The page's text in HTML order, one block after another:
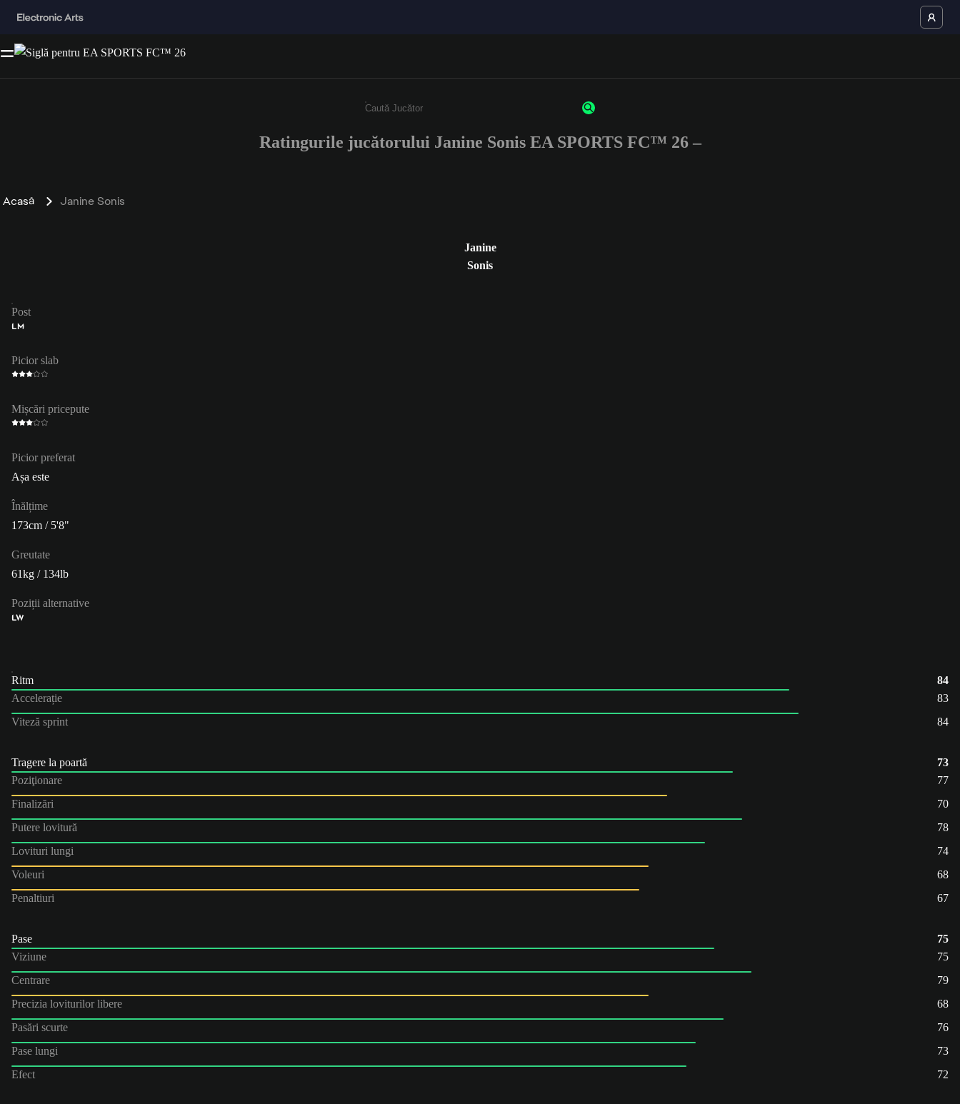
Enter a minimum of 3 characters or numbers
Ratingurile jucătorului Janine Sonis EA SPORTS FC™ 26 –
Acasă Janine Sonis
Janine
Sonis
Post
LM
Picior slab
Mișcări pricepute
Picior preferat
Așa este
Înălțime
173cm / 5'8"
Greutate
61kg / 134lb
Poziții alternative
LW
Ritm
84
Accelerație
83
Viteză sprint
84
Tragere la poartă
73
Poziţionare
77
Finalizări
70
Putere lovitură
78
Lovituri lungi
74
Voleuri
68
Penaltiuri
67
Pase
75
Viziune
75
Centrare
79
Precizia loviturilor libere
68
Pasări scurte
76
Pase lungi
73
Efect
72